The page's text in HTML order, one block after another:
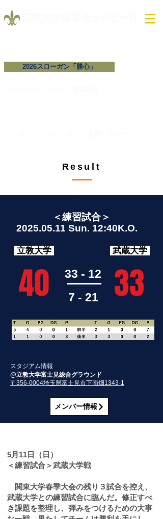
2026スローガン「勝心」
Result
＜練習試合＞
2025.05.11 Sun. 12:40K.O.
立教大学 武蔵大学
40
33 - 12
7 - 21
33
スタジアム情報
@立教大学富士見総合グラウンド
〒356-0004埼玉県富士見市下南畑1343-1
メンバー情報
5月11日（日）
＜練習試合＞武蔵大学戦
関東大学春季大会の残り３試合を控え、
武蔵大学との練習試合に臨んだ。修正すべ
き課題を整理し、弾みをつけるための大事